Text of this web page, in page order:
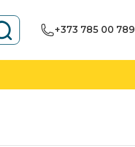
+373 785 00 789